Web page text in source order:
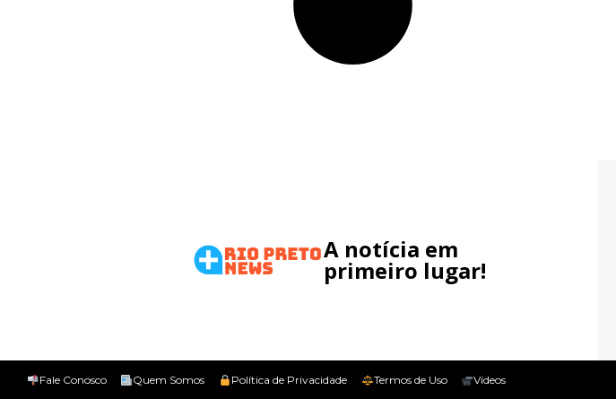
A notícia em
primeiro lugar!
Fale Conosco Quem Somos Política de Privacidade Termos de Uso Vídeos